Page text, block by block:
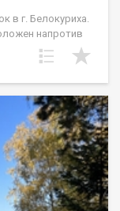
в г. Белокуриха.
напротив
«Форелевое
– 2. На
Рядом по проекту
часть
все
–